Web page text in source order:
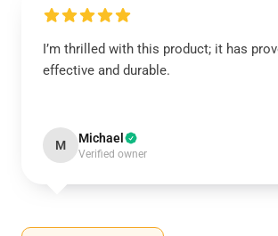
I’m thrilled with this product; it has
effective and durable.
M Michael
Verified owner